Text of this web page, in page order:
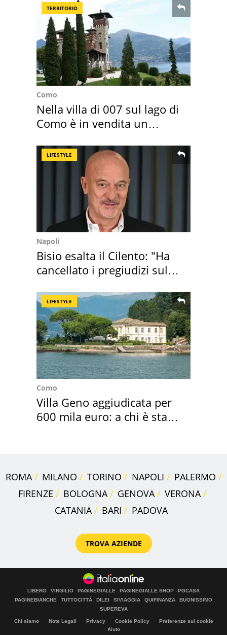
TERRITORIO
Como
Nella villa di 007 sul lago di
Como è in vendita un
LIFESTYLE
Napoli
Bisio esalta il Cilento: "Ha
cancellato i pregiudizi sul
LIFESTYLE
Como
Villa Geno aggiudicata per
600 mila euro: a chi è stata
ROMA MILANO TORINO NAPOLI
PALERMO
FIRENZE
BOLOGNA GENOVA
VERONA
CATANIA
BARI PADOVA
TROVA AZIENDE
LIBERO VIRGILIO PAGINEGIALLE PAGINEGIALLE SHOP
PGCASA
PAGINEBIANCHE
TUTTOCITTÀ DILEI SIVIAGGIA QUIFINANZA
BUONISSIMO
SUPEREVA
Chi siamo Note Legali Privacy Cookie Policy
Preferenze sui cookie
Aiuto